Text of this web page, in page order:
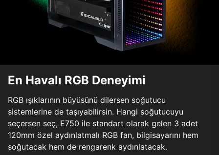
En Havalı RGB Deneyimi
RGB ışıklarının büyüsünü dilersen soğutucu
sistemlerine de taşıyabilirsin. Hangi soğutucuyu
seçersen seç, E750 ile standart olarak gelen 3 adet
120mm özel aydınlatmalı RGB fan, bilgisayarını hem
soğutacak hem de rengarenk aydınlatacak.